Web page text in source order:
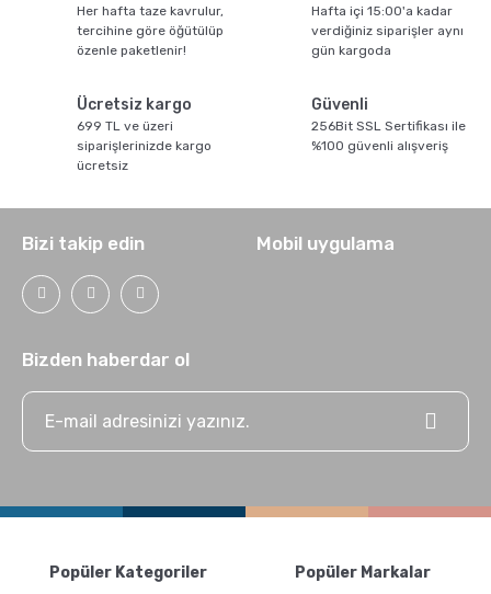
Her hafta taze kavrulur,
tercihine göre öğütülüp
özenle paketlenir!
Hafta içi 15:00'a kadar
verdiğiniz siparişler aynı
gün kargoda
Ücretsiz kargo
699 TL ve üzeri
siparişlerinizde kargo
ücretsiz
Güvenli
256Bit SSL Sertifikası ile
%100 güvenli alışveriş
Bizi takip edin
Bizden haberdar ol
Mobil uygulama
Popüler Kategoriler Popüler Markalar